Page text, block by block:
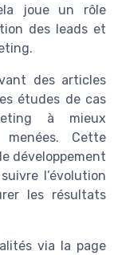
joue un rôle
des leads et
des articles
études de cas
à mieux
menées. Cette
développement
l’évolution
les résultats
via la page